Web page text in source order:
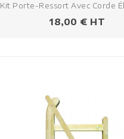
Kit Porte-Ressort Avec Corde
Prezzo
18,00 € HT